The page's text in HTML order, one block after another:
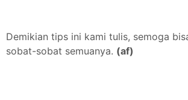
Demikian tips ini kami tulis, semoga
sobat-sobat semuanya. (af)